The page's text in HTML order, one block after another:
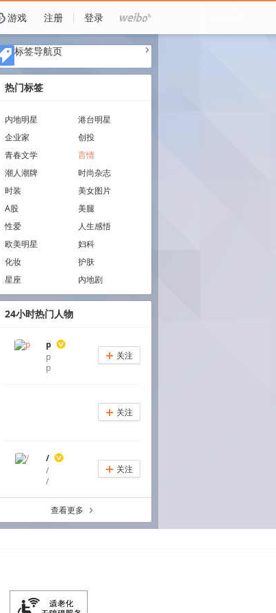
游戏 注册 登录
标签导航页 a
热门标签
内地明星
港台明星
企业家
创投
青春文学
言情
潮人潮牌
时尚杂志
时装
美女图片
A股
美腿
性爱
人生感悟
欧美明星
妇科
化妆
护肤
星座
内地剧
24小时热门人物
p
p
p
+ 关注
+ 关注
/
/
/
+ 关注
查看更多 a